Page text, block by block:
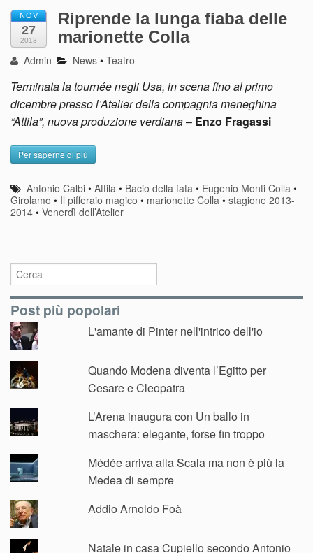
NOV
27
2013
Riprende la lunga fiaba delle
marionette Colla
Admin News •Teatro
Terminata la tournée negli Usa, in scena fino al primo
dicembre presso l’Atelier della compagnia meneghina
“Attila”, nuova produzione verdiana– Enzo Fragassi
Per saperne di più
Antonio Calbi •Attila • Bacio della fata • Eugenio Monti Colla •
Girolamo • Il pifferaio magico • marionette Colla • stagione 2013-
2014 • Venerdì dell’Atelier
Post più popolari
L'amante di Pinter nell'intrico dell'io
Quando Modena diventa l’Egitto per
Cesare e Cleopatra
L’Arena inaugura con Un ballo in
maschera: elegante, forse fin troppo
Médée arriva alla Scala ma non è più la
Medea di sempre
Addio Arnoldo Foà
Natale in casa Cupiello secondo Antonio